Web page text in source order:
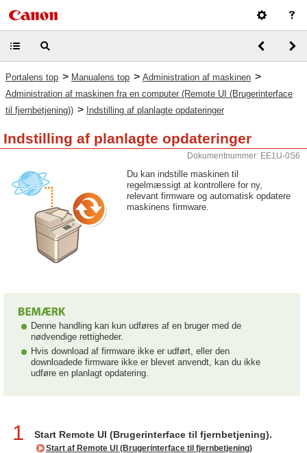
Portalens top > Manualens top > Administration af maskinen >
Administration af maskinen fra en computer (Remote UI (Brugerinterface
til fjernbetjening)) > Indstilling af planlagte opdateringer
Indstilling af planlagte opdateringer
Dokumentnummer: EE1U-0S6
Du kan indstille maskinen til
regelmæssigt at kontrollere for ny,
relevant firmware og automatisk opdatere
maskinens firmware.
Denne handling kan kun udføres af en bruger med de
nødvendige rettigheder.
Hvis download af firmware ikke er udført, eller den
downloadede firmware ikke er blevet anvendt, kan du ikke
udføre en planlagt opdatering.
1 Start Remote UI (Brugerinterface til fjernbetjening).
Start af Remote UI (Brugerinterface til fjernbetjening)